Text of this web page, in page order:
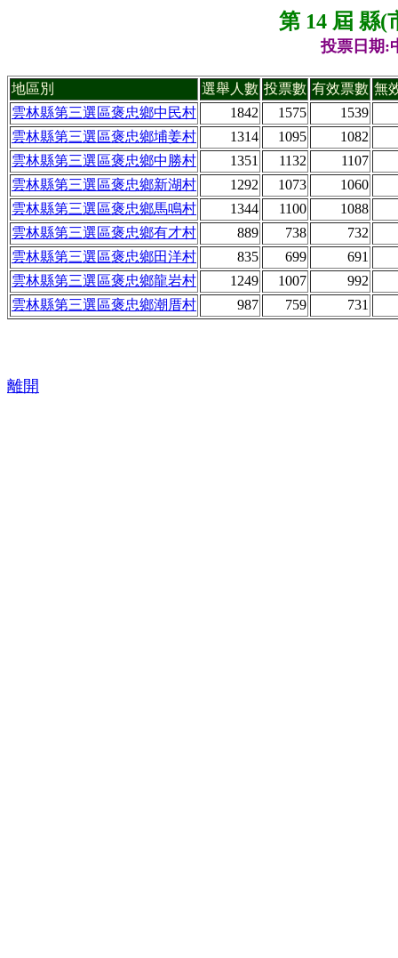
第 14 屆 縣(
投票日期:
地區別 選舉人數 投票數 有效票數 無
雲林縣第三選區褒忠鄉中民村
1842 1575
1539
雲林縣第三選區褒忠鄉埔姜村
1314 1095
1082
雲林縣第三選區褒忠鄉中勝村
1351 1132
1107
雲林縣第三選區褒忠鄉新湖村
1292 1073
1060
雲林縣第三選區褒忠鄉馬鳴村
1344 1100
1088
雲林縣第三選區褒忠鄉有才村
889 738
732
雲林縣第三選區褒忠鄉田洋村
835 699
691
雲林縣第三選區褒忠鄉龍岩村
1249 1007
992
雲林縣第三選區褒忠鄉潮厝村
987 759 731
離開